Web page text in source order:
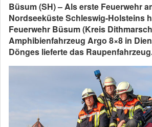
Büsum (SH) – Als erste Feuerwehr
Nordseeküste Schleswig-Holsteins
Feuerwehr Büsum (Kreis
Amphibienfahrzeug Argo 8×8 in
Dönges lieferte das